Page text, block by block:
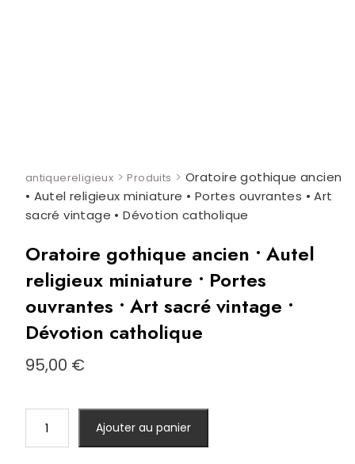
antiquereligieux >Produits > Oratoire gothique ancien
• Autel religieux miniature • Portes ouvrantes • Art
sacré vintage • Dévotion catholique
Oratoire gothique ancien • Autel
religieux miniature • Portes
ouvrantes • Art sacré vintage •
Dévotion catholique
95,00 €
Ajouter au panier